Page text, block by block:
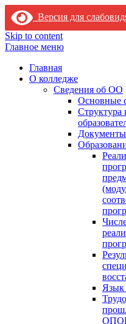
Версия для
Skip to content
Главное меню
Главная
О колледже
Сведения об ОО
Основные
Структура
Документы
Язык